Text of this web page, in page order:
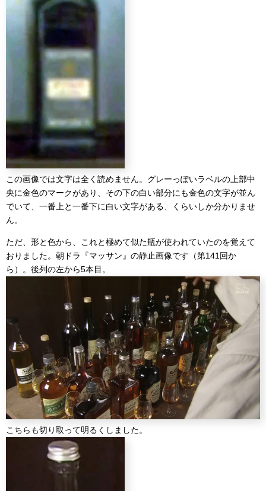
この画像では文字は全く読めません。グレーっぽいラベルの上部中
央に金色のマークがあり、その下の白い部分にも金色の文字が並ん
でいて、一番上と一番下に白い文字がある、くらいしか分かりませ
ん。
ただ、形と色から、これと極めて似た瓶が使われていたのを覚えて
おりました。朝ドラ『マッサン』の静止画像です（第141回か
ら）。後列の左から5本目。
こちらも切り取って明るくしました。